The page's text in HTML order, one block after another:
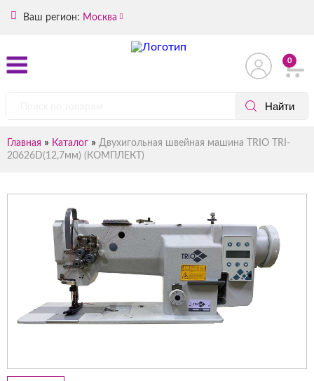
Ваш регион: Москва
0
Главная » Каталог » Двухигольная швейная машина TRIO TRI-
20626D(12,7мм) (КОМПЛЕКТ)